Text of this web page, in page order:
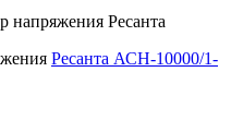
Ресанта АСН-10000/1-